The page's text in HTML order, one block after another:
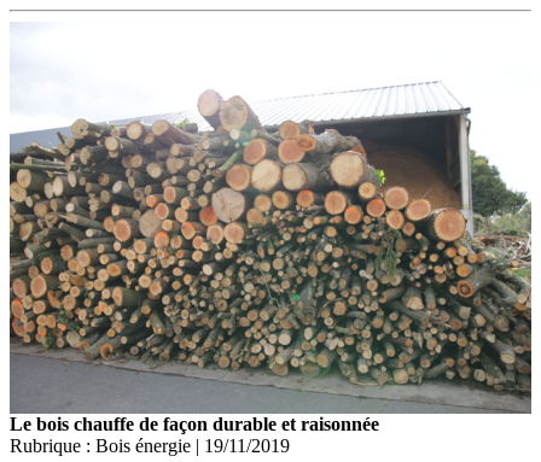
Le bois chauffe de façon durable et raisonnée
Rubrique : Bois énergie | 19/11/2019